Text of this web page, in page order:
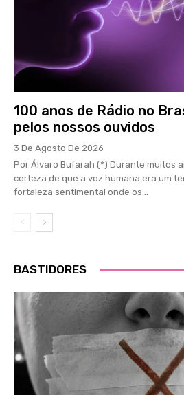
100 anos de Rádio no
pelos nossos ouvidos
3 De Agosto De 2026
Por Álvaro Bufarah (*) Durante muitos anos, nutrimos a ingênua
certeza de que a voz humana era um
fortaleza sentimental onde os...
BASTIDORES